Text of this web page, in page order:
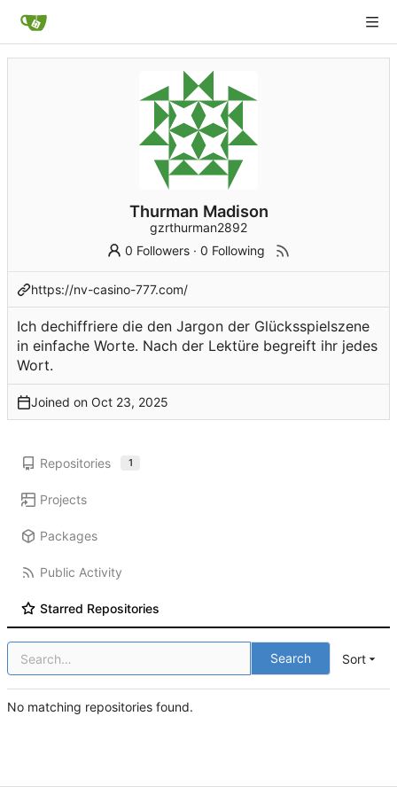
Thurman Madison
gzrthurman2892
0 Followers ·0 Following
https://nv-casino-777.com/
Ich dechiffriere die den Jargon der Glücksspielszene
in einfache Worte. Nach der Lektüre begreift ihr jedes
Wort.
Joined on
Repositories 1
Projects
Packages
Public Activity
Starred Repositories
Search Sort
No matching repositories found.